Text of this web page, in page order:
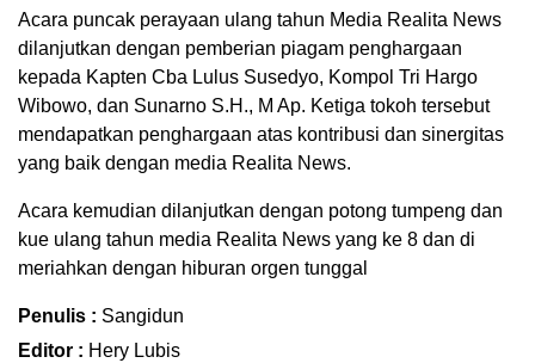
Acara puncak perayaan ulang tahun Media Realita News
dilanjutkan dengan pemberian piagam penghargaan
kepada Kapten Cba Lulus Susedyo, Kompol Tri Hargo
Wibowo, dan Sunarno S.H., M Ap. Ketiga tokoh tersebut
mendapatkan penghargaan atas kontribusi dan sinergitas
yang baik dengan media Realita News.
Acara kemudian dilanjutkan dengan potong tumpeng dan
kue ulang tahun media Realita News yang ke 8 dan di
meriahkan dengan hiburan orgen tunggal
Penulis : Sangidun
Editor : Hery Lubis